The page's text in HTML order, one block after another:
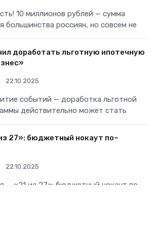
10 миллионов рублей — сумма
большинства россиян, но совсем не
доработать льготную ипотечную
22.10.2025
событий — доработка льготной
действительно может стать
27»: бюджетный нокаут по–
22.10.2025
— «21 из 27»: бюджетный нокаут по–